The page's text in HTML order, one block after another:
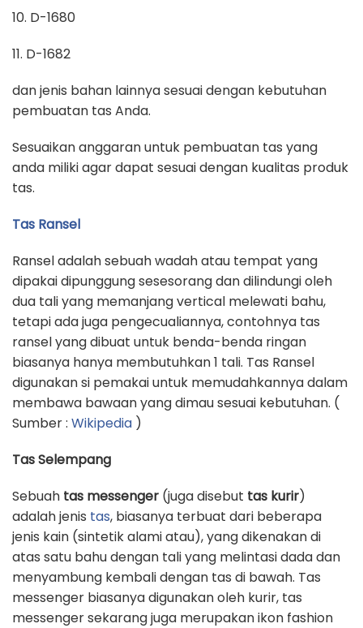
10. D-1680
11. D-1682
dan jenis bahan lainnya sesuai dengan kebutuhan
pembuatan tas Anda.
Sesuaikan anggaran untuk pembuatan tas yang
anda miliki agar dapat sesuai dengan kualitas produk
tas.
Tas Ransel
Ransel adalah sebuah wadah atau tempat yang
dipakai dipunggung sesesorang dan dilindungi oleh
dua tali yang memanjang vertical melewati bahu,
tetapi ada juga pengecualiannya, contohnya tas
ransel yang dibuat untuk benda-benda ringan
biasanya hanya membutuhkan 1 tali. Tas Ransel
digunakan si pemakai untuk memudahkannya dalam
membawa bawaan yang dimau sesuai kebutuhan. (
Sumber : Wikipedia )
Tas Selempang
Sebuah tas messenger (juga disebut tas kurir)
adalah jenis tas, biasanya terbuat dari beberapa
jenis kain (sintetik alami atau), yang dikenakan di
atas satu bahu dengan tali yang melintasi dada dan
menyambung kembali dengan tas di bawah. Tas
messenger biasanya digunakan oleh kurir, tas
messenger sekarang juga merupakan ikon fashion